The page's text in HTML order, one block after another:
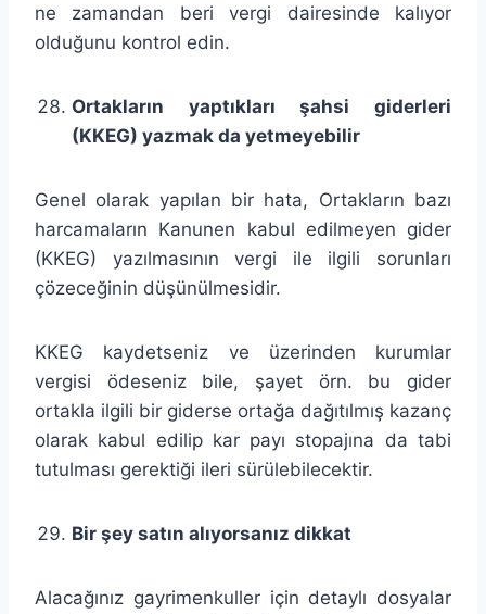
ne zamandan beri vergi dairesinde kalıyor
olduğunu kontrol edin.
Ortakların yaptıkları şahsi giderleri
(KKEG) yazmak da yetmeyebilir
Genel olarak yapılan bir hata, Ortakların bazı
harcamaların Kanunen kabul edilmeyen gider
(KKEG) yazılmasının vergi ile ilgili sorunları
çözeceğinin düşünülmesidir.
KKEG kaydetseniz ve üzerinden kurumlar
vergisi ödeseniz bile, şayet örn. bu gider
ortakla ilgili bir giderse ortağa dağıtılmış kazanç
olarak kabul edilip kar payı stopajına da tabi
tutulması gerektiği ileri sürülebilecektir.
Bir şey satın alıyorsanız dikkat
Alacağınız gayrimenkuller için detaylı dosyalar